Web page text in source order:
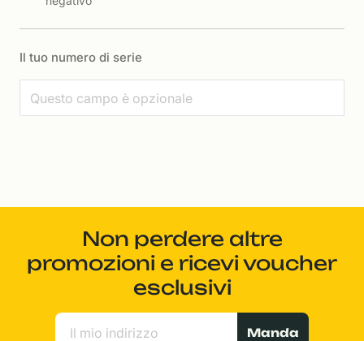
Il tuo numero di serie
Non perdere altre
promozioni e ricevi voucher
esclusivi
Manda